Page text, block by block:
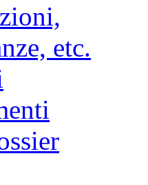
etc.